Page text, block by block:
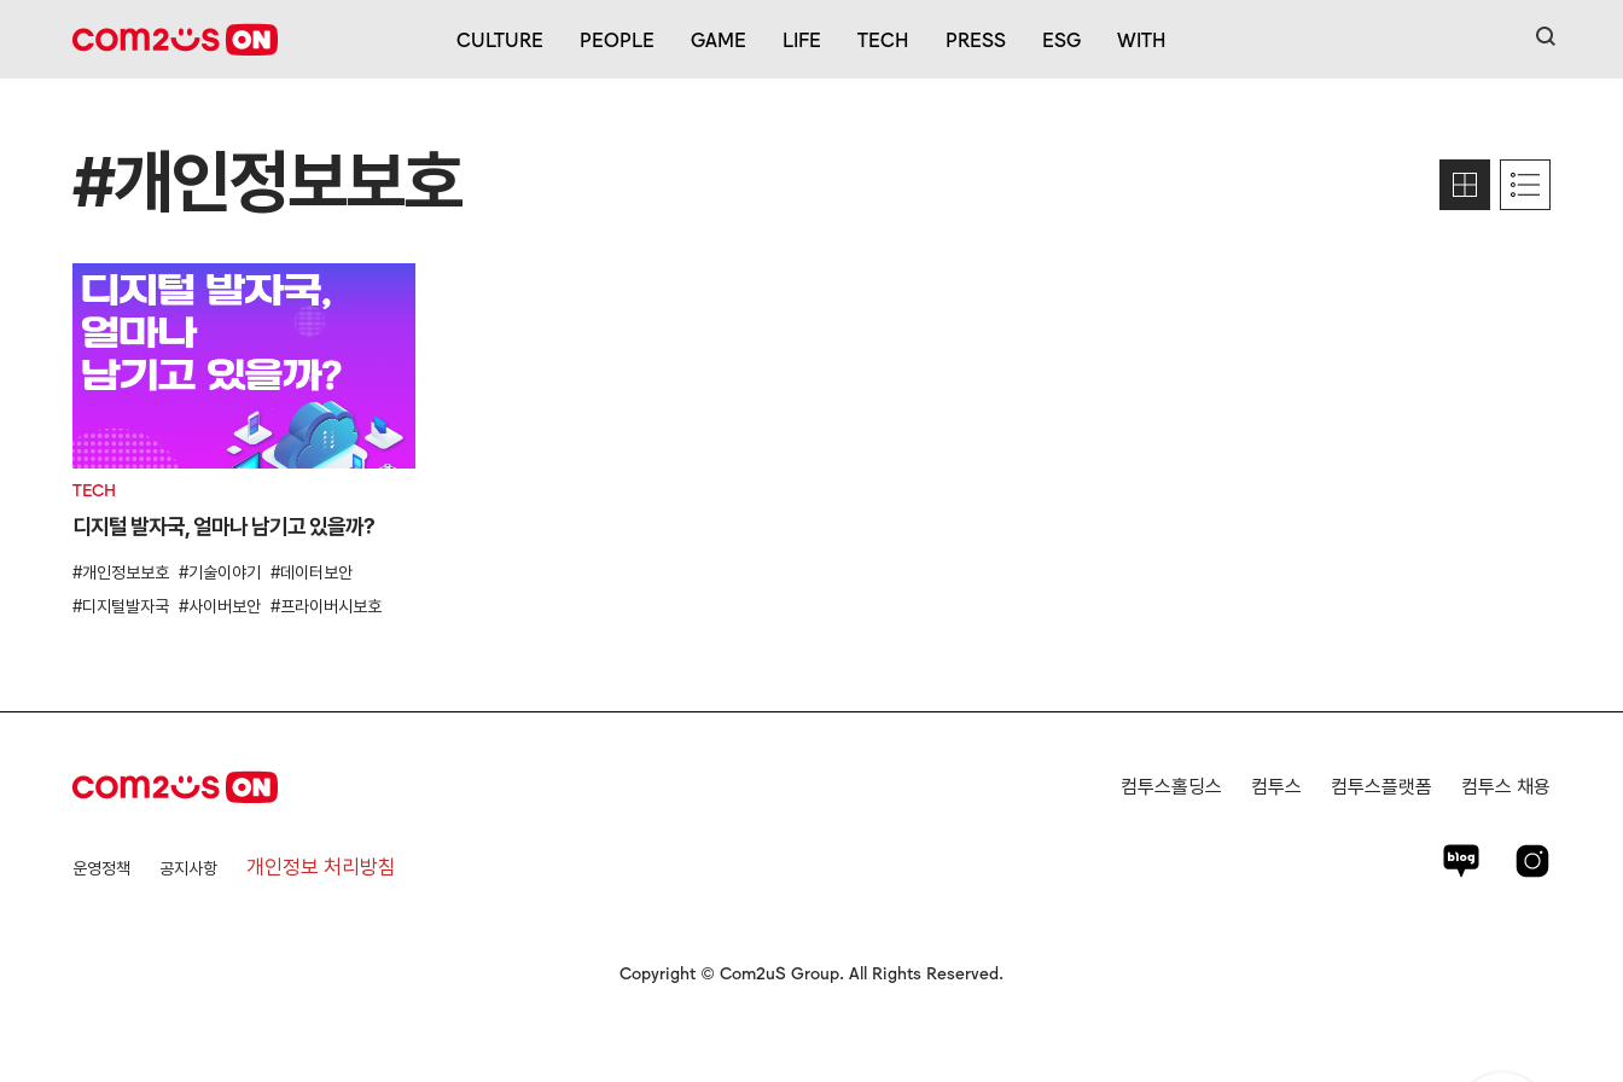
CULTURE PEOPLE GAME LIFE TECH PRESS ESG WITH 검색
#개인정보보호
TECH
디지털 발자국, 얼마나 남기고 있을까?
개인정보보호 기술이야기
데이터보안
디지털발자국
사이버보안 프라이버시보호
운영정책 공지사항 개인정보 처리방침
컴투스홀딩스 컴투스 컴투스플랫폼 컴투스 채용
Copyright © Com2uS Group. All Rights Reserved.